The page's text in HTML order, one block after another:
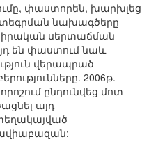
փաստորեն, խարխլեց
նախագծերը
իրական սերտաճման
են փաստում նաև
վերապրած
2006թ.
ընդունվեց մոտ
այդ